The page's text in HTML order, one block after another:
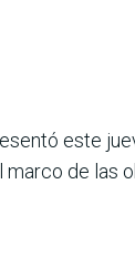
este
marco de las